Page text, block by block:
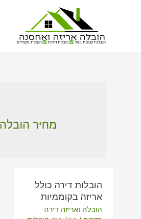
הובלות קטנות בזול הובלת דירות הובלת משרדים
מחיר
הובלות דירה כולל
אריזה בקוממיות
הובלה ואריזה דירה